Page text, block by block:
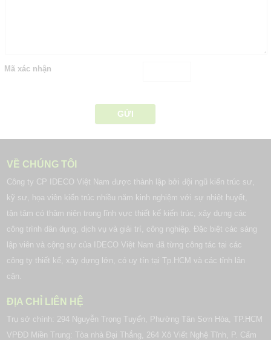
Mã xác nhận
VỀ CHÚNG TÔI
Công ty CP IDECO Việt Nam được thành lập bởi đội ngũ kiến trúc sư,
kỹ sư, họa viên kiến trúc nhiều năm kinh nghiệm với sự nhiệt huyết,
tận tâm có thâm niên trong lĩnh vực thiết kế kiến trúc, xây dựng các
công trình dân dụng, dịch vụ và giải trí, công nghiệp. Đặc biệt các sáng
lập viên và cộng sự của
IDECO Việt Nam đã từng công tác tại các
công ty thiết kế, xây dựng lớn, có uy tín tại Tp.HCM và các tỉnh lân
cận.
ĐỊA CHỈ LIÊN HỆ
Trụ sở chính: 294 Nguyễn Trọng Tuyển, Phường Tân Sơn Hòa, TP.HCM
VPĐD Miền Trung: Tòa nhà Đại Thắng, 264 Xô Viết Nghệ Tĩnh, P. Cẩm